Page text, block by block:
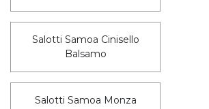
Salotti Samoa Cinisello
Balsamo
Salotti Samoa Monza